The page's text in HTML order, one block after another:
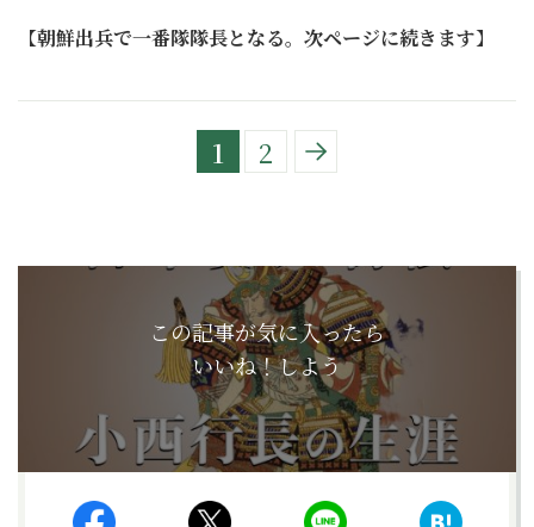
【朝鮮出兵で一番隊隊長となる。次ページに続きます】
1 2
この記事が気に入ったら
いいね！しよう